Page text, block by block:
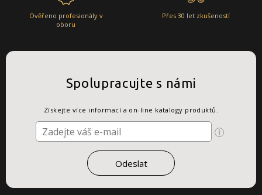
Ověřeno profesionály v
oboru
Přes 30 let zkušeností
Spolupracujte s námi
Získejte více informací a on-line katalogy produktů.